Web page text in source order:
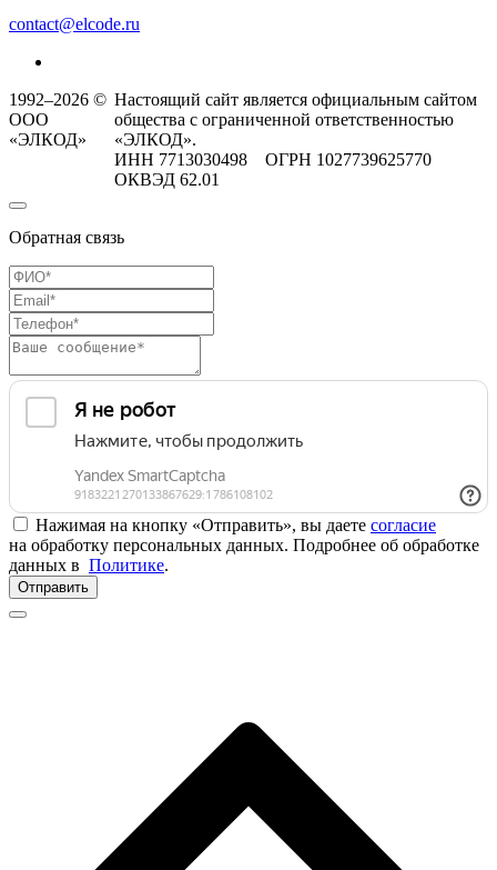
contact@elcode.ru
1992–2026 ©
ООО
«ЭЛКОД»
Настоящий сайт является официальным сайтом
общества с ограниченной ответственностью
«ЭЛКОД».
ИНН 7713030498 ОГРН 1027739625770
ОКВЭД 62.01
Обратная связь
Нажимая на кнопку «Отправить», вы даете согласие
на обработку персональных данных. Подробнее об обработке
данных в Политике.
Отправить